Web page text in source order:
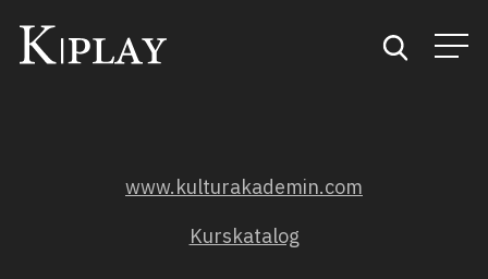
Kategorier
www.kulturakademin.com
Kurskatalog